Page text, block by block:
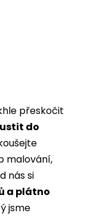
přeskočit
do
malování,
nás si
a plátno
jsme